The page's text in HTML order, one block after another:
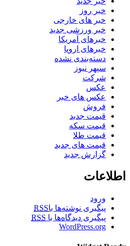
خبر روز
خبر های خارجی
خبر ورزشی جدید
خبرهای آمریکا
خبرهای اروپا
دسته‌بندی نشده
سپهر نیوز
شرکت
عکس
عکس های خبر
فروش
قیمت جدید
قیمت سکه
قیمت طلا
قیمت های جدید
گزارش جدید
اطلاعات
ورود
پیگیری نوشته‌ها باRSS
پیگیری دیدگاه‌ها با RSS
WordPress.org